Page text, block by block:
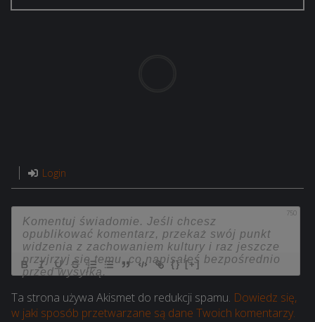
Login
750
{} [+]
Ta strona używa Akismet do redukcji spamu. Dowiedz się,
w jaki sposób przetwarzane są dane Twoich komentarzy.